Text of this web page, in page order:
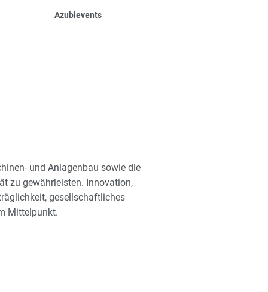
Azubievents
und Anlagenbau sowie die
zu gewährleisten. Innovation,
gesellschaftliches
Mittelpunkt.